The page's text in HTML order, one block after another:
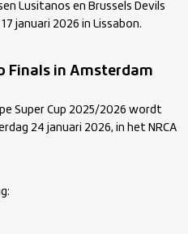
Lusitanos en Brussels Devils
januari 2026 in Lissabon.
Finals in Amsterdam
Super Cup 2025/2026 wordt
24 januari 2026, in het NRCA